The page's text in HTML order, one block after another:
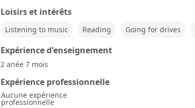
Loisirs et intérêts
Listening to music Reading Going for drives
Expérience d'enseignement
2 anée 7 mois
Expérience professionnelle
Aucune expérience
professionnelle